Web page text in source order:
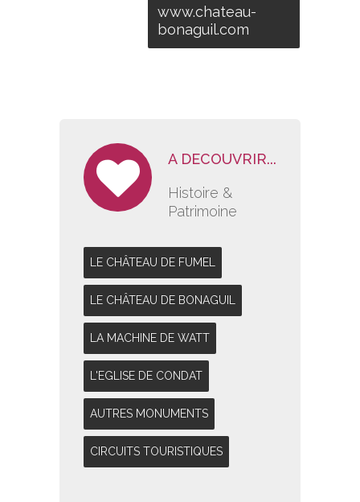
www.chateau-
bonaguil.com
A DECOUVRIR...
Histoire &
Patrimoine
LE CHÂTEAU DE FUMEL
LE CHÂTEAU DE BONAGUIL
LA MACHINE DE WATT
L'EGLISE DE CONDAT
AUTRES MONUMENTS
CIRCUITS TOURISTIQUES